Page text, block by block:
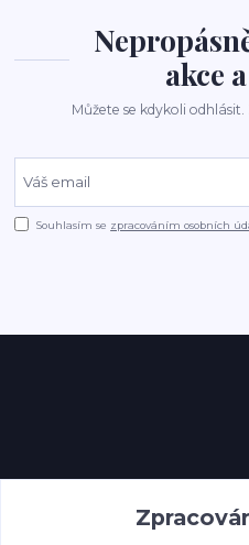
akce
Můžete se kdykoli
Souhlasím se zpracováním osobních